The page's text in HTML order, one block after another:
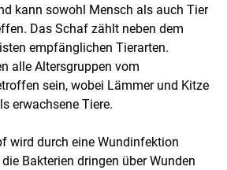
kann sowohl Mensch als auch Tier
Das Schaf zählt neben dem
empfänglichen Tierarten.
alle Altersgruppen vom
sein, wobei Lämmer und Kitze
erwachsene Tiere.
wird durch eine Wundinfektion
Bakterien dringen über Wunden